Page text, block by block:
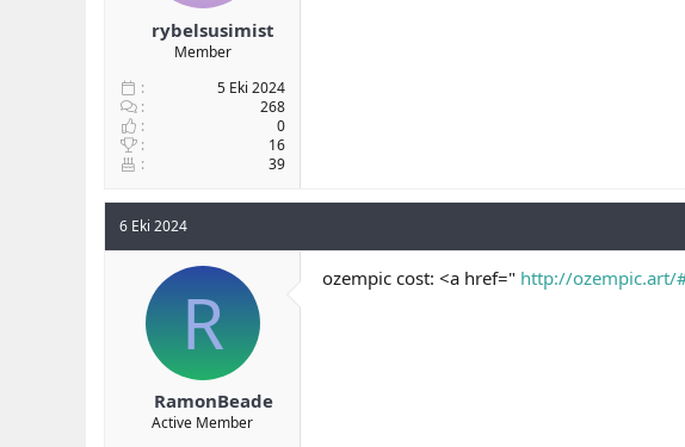
rybelsusimist
Member
5 Eki 2024
268
0
16
39
6 Eki 2024
R
RamonBeade
Active Member
ozempic cost: <a href=" http://ozempic.art/